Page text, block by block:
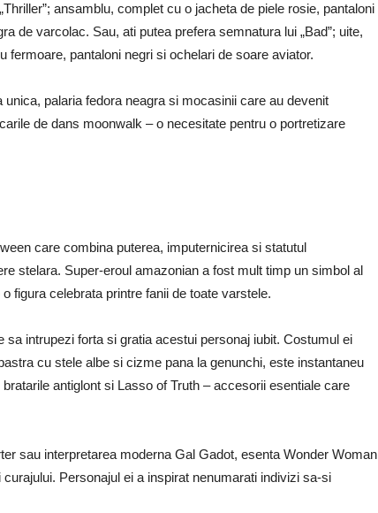
ansamblu, complet cu o jacheta de piele rosie, pantaloni
de varcolac. Sau, ati putea prefera semnatura lui „Bad”; uite,
fermoare, pantaloni negri si ochelari de soare aviator.
palaria fedora neagra si mocasinii care au devenit
de dans moonwalk – o necesitate pentru o portretizare
care combina puterea, imputernicirea si statutul
stelara. Super-eroul amazonian a fost mult timp un simbol al
figura celebrata printre fanii de toate varstele.
sa intrupezi forta si gratia acestui personaj iubit. Costumul ei
cu stele albe si cizme pana la genunchi, este instantaneu
antiglont si Lasso of Truth – accesorii esentiale care
sau interpretarea moderna Gal Gadot, esenta Wonder Woman
Personajul ei a inspirat nenumarati indivizi sa-si